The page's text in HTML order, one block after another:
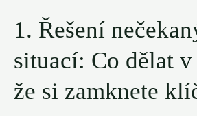
1. Řešení
situací: Co dělat
že si zamknete